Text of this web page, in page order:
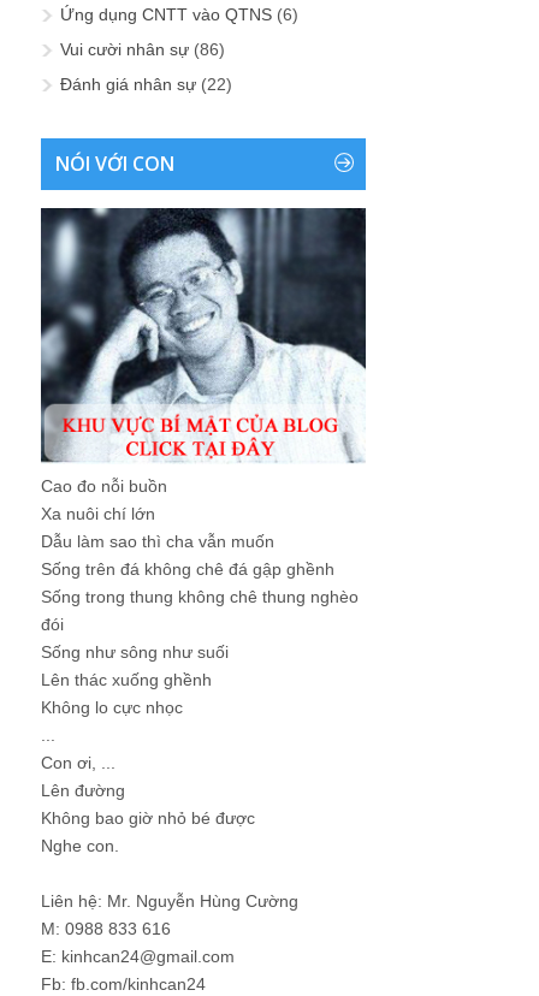
Ứng dụng CNTT vào QTNS (6)
Vui cười nhân sự (86)
Đánh giá nhân sự (22)
NÓI VỚI CON
Cao đo nỗi buồn
Xa nuôi chí lớn
Dẫu làm sao thì cha vẫn muốn
Sống trên đá không chê đá gập ghềnh
Sống trong thung không chê thung nghèo
đói
Sống như sông như suối
Lên thác xuống ghềnh
Không lo cực nhọc
...
Con ơi, ...
Lên đường
Không bao giờ nhỏ bé được
Nghe con.
Liên hệ: Mr. Nguyễn Hùng Cường
M: 0988 833 616
E: kinhcan24@gmail.com
Fb: fb.com/kinhcan24